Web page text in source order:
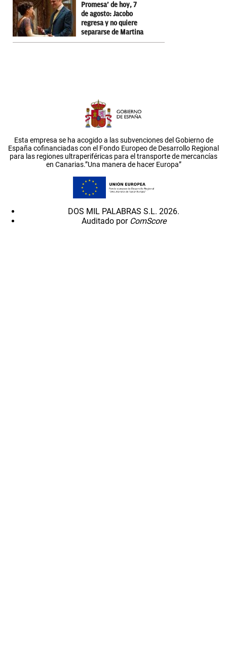
Promesa’ de hoy, 7
de agosto: Jacobo
regresa y no quiere
separarse de Martina
Esta empresa se ha acogido a las subvenciones del Gobierno de
España cofinanciadas con el Fondo Europeo de Desarrollo Regional
para las regiones ultraperiféricas para el transporte de mercancías
en Canarias.”Una manera de hacer Europa”
DOS MIL PALABRAS S.L. 2026.
Auditado por ComScore